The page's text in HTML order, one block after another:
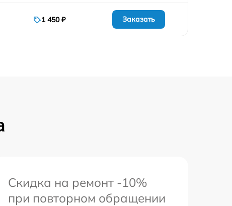
1 450 ₽ Заказать
Скидка на ремонт -10%
при повторном обращении